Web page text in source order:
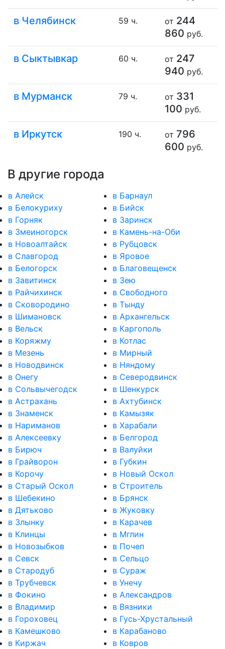
в Челябинск 59 ч. от 244
860 руб.
в Сыктывкар 60 ч. от 247
940 руб.
в Мурманск 79 ч. от 331
100 руб.
в Иркутск 190 ч. от 796
600 руб.
В другие города
в Алейск
в Барнаул
в Белокуриху
в Бийск
в Горняк
в Заринск
в Змеиногорск
в Камень-на-Оби
в Новоалтайск
в Рубцовск
в Славгород
в Яровое
в Белогорск
в Благовещенск
в Завитинск
в Зею
в Райчихинск
в Свободного
в Сковородино
в Тынду
в Шимановск
в Архангельск
в Вельск
в Каргополь
в Коряжму
в Котлас
в Мезень
в Мирный
в Новодвинск
в Няндому
в Онегу
в Северодвинск
в Сольвычегодск
в Шенкурск
в Астрахань
в Ахтубинск
в Знаменск
в Камызяк
в Нариманов
в Харабали
в Алексеевку
в Белгород
в Бирюч
в Валуйки
в Грайворон
в Губкин
в Корочу
в Новый Оскол
в Старый Оскол
в Строитель
в Шебекино
в Брянск
в Дятьково
в Жуковку
в Злынку
в Карачев
в Клинцы
в Мглин
в Новозыбков
в Почеп
в Севск
в Сельцо
в Стародуб
в Сураж
в Трубчевск
в Унечу
в Фокино
в Александров
в Владимир
в Вязники
в Гороховец
в Гусь-Хрустальный
в Камешково
в Карабаново
в Киржач
в Ковров